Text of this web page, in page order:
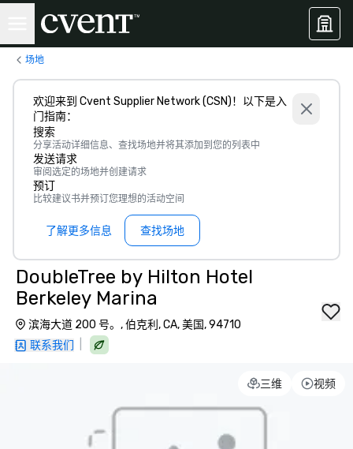
场地
欢迎来到 Cvent Supplier Network (CSN)！以下是入
门指南：
搜索
分享活动详细信息、查找场地并将其添加到您的列表中
发送请求
审阅选定的场地并创建请求
预订
比较建议书并预订您理想的活动空间
了解更多信息 查找场地
DoubleTree by Hilton Hotel
Berkeley Marina
滨海大道 200 号。, 伯克利, CA, 美国, 94710
联系我们
三维 视频